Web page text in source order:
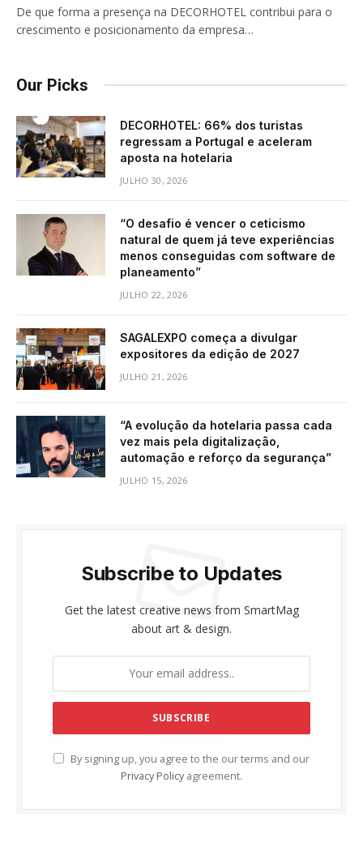
De que forma a presença na DECORHOTEL contribui para o
crescimento e posicionamento da empresa…
Our Picks
DECORHOTEL: 66% dos turistas
regressam a Portugal e aceleram
aposta na hotelaria
JULHO 30, 2026
“O desafio é vencer o ceticismo
natural de quem já teve experiências
menos conseguidas com software de
planeamento”
JULHO 22, 2026
SAGALEXPO começa a divulgar
expositores da edição de 2027
JULHO 21, 2026
“A evolução da hotelaria passa cada
vez mais pela digitalização,
automação e reforço da segurança”
JULHO 15, 2026
Subscribe to Updates
Get the latest creative news from SmartMag
about art & design.
By signing up, you agree to the our terms and our
Privacy Policy agreement.